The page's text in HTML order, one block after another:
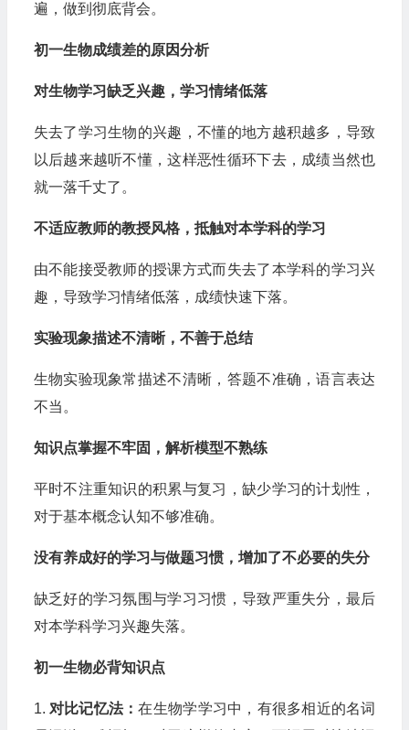
遍，做到彻底背会。
初一生物成绩差的原因分析
对生物学习缺乏兴趣，学习情绪低落
失去了学习生物的兴趣，不懂的地方越积越多，导致
以后越来越听不懂，这样恶性循环下去，成绩当然也
就一落千丈了。
不适应教师的教授风格，抵触对本学科的学习
由不能接受教师的授课方式而失去了本学科的学习兴
趣，导致学习情绪低落，成绩快速下落。
实验现象描述不清晰，不善于总结
生物实验现象常描述不清晰，答题不准确，语言表达
不当。
知识点掌握不牢固，解析模型不熟练
平时不注重知识的积累与复习，缺少学习的计划性，
对于基本概念认知不够准确。
没有养成好的学习与做题习惯，增加了不必要的失分
缺乏好的学习氛围与学习习惯，导致严重失分，最后
对本学科学习兴趣失落。
初一生物必背知识点
1. 对比记忆法：在生物学学习中，有很多相近的名词